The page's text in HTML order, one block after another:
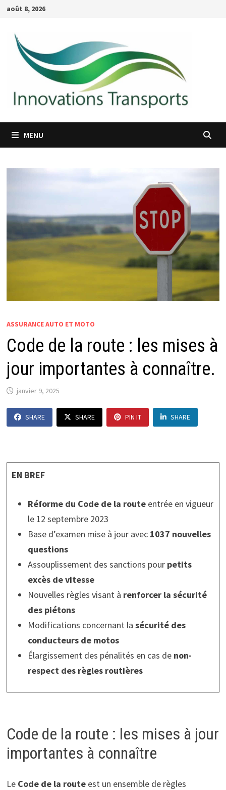
Passer
contenu
août 8, 2026
MENU
ASSURANCE AUTO ET MOTO
Code de la route : les mises à
jour importantes à connaître.
janvier 9, 2025
SHARE SHARE PIN IT SHARE
EN BREF
Réforme du Code de la routeentrée en vigueur
le 12 septembre 2023
Base d’examen mise à jour avec 1037 nouvelles
questions
Assouplissement des sanctions pour petits
excès de vitesse
Nouvelles règles visant à renforcer la sécurité
des piétons
Modifications concernant la sécurité des
conducteurs de motos
Élargissement des pénalités en cas de non-
respect des règles routières
Code de la route : les mises à jour
importantes à connaître
Le Code de la routeest un ensemble de règles